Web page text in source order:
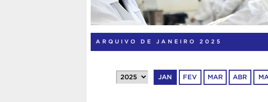
ARQUIVO DE JANEIRO 2025
JAN FEV MAR ABR